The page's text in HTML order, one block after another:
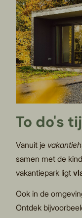
To do's
Vanuit je
samen met de
vakantiepark ligt
Ook in de
Ontdek